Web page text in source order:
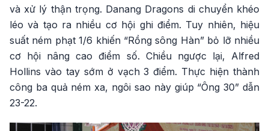
và xử lý thận trọng. Danang Dragons di chuyển khéo
léo và tạo ra nhiều cơ hội ghi điểm. Tuy nhiên, hiệu
suất ném phạt 1/6 khiến “Rồng sông Hàn” bỏ lỡ nhiều
cơ hội nâng cao điểm số. Chiều ngược lại, Alfred
Hollins vào tay sớm ở vạch 3 điểm. Thực hiện thành
công ba quả ném xa, ngôi sao này giúp “Ông 30” dẫn
23-22.